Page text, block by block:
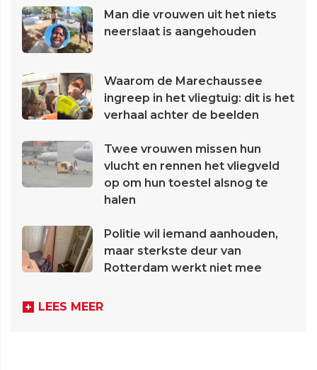
Man die vrouwen uit het niets
neerslaat is aangehouden
Waarom de Marechaussee
ingreep in het vliegtuig: dit is het
verhaal achter de beelden
Twee vrouwen missen hun
vlucht en rennen het vliegveld
op om hun toestel alsnog te
halen
Politie wil iemand aanhouden,
maar sterkste deur van
Rotterdam werkt niet mee
LEES MEER